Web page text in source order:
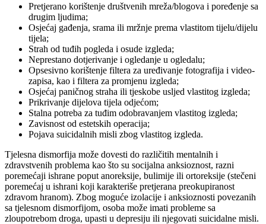
Pretjerano korištenje društvenih mreža/blogova i poređenje sa
drugim ljudima;
Osjećaj gađenja, srama ili mržnje prema vlastitom tijelu/dijelu
tijela;
Strah od tuđih pogleda i osude izgleda;
Neprestano dotjerivanje i ogledanje u ogledalu;
Opsesivno korištenje filtera za uređivanje fotografija i video-
zapisa, kao i filtera za promjenu izgleda;
Osjećaj paničnog straha ili tjeskobe usljed vlastitog izgleda;
Prikrivanje dijelova tijela odjećom;
Stalna potreba za tuđim odobravanjem vlastitog izgleda;
Zavisnost od estetskih operacija;
Pojava suicidalnih misli zbog vlastitog izgleda.
Tjelesna dismorfija može dovesti do različitih mentalnih i
zdravstvenih problema kao što su socijalna anksioznost, razni
poremećaji ishrane poput anoreksije, bulimije ili ortoreksije (stečeni
poremećaj u ishrani koji karakteriše pretjerana preokupiranost
zdravom hranom). Zbog moguće izolacije i anksioznosti povezanih
sa tjelesnom dismorfijom, osoba može imati probleme sa
zloupotrebom droga, upasti u depresiju ili njegovati suicidalne misli.